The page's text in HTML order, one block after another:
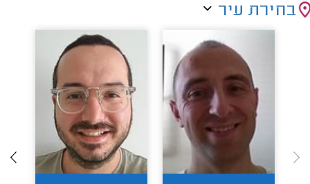
בחירת עיר